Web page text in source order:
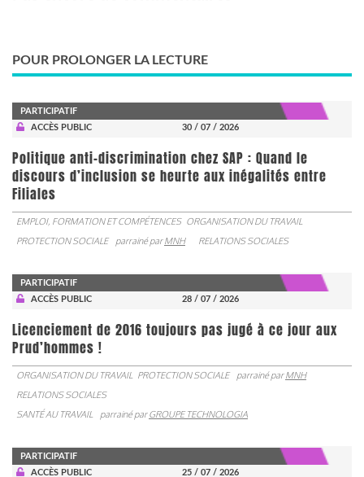
POUR PROLONGER LA LECTURE
PARTICIPATIF
ACCÈS PUBLIC
30 / 07 / 2026
Politique anti-discrimination chez SAP : Quand le
discours d’inclusion se heurte aux inégalités entre
Filiales
EMPLOI, FORMATION ET COMPÉTENCES ORGANISATION DU TRAVAIL
PROTECTION SOCIALE
parrainé parMNH RELATIONS SOCIALES
PARTICIPATIF
ACCÈS PUBLIC
28 / 07 / 2026
Licenciement de 2016 toujours pas jugé à ce jour aux
Prud’hommes !
ORGANISATION DU TRAVAIL PROTECTION SOCIALE parrainé parMNH
RELATIONS SOCIALES
SANTÉ AU TRAVAIL
parrainé parGROUPE TECHNOLOGIA
PARTICIPATIF
ACCÈS PUBLIC
25 / 07 / 2026